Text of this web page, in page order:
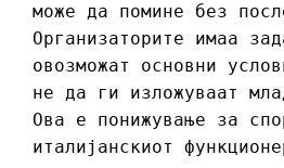
може да помине без
Организаторите имаа
овозможат основни
не да ги изложуваат
Ова е понижување за
италијанскиот